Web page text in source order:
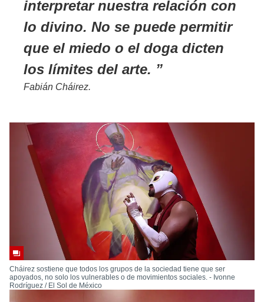
interpretar nuestra relación con
lo divino. No se puede permitir
que el miedo o el doga dicten
los límites del arte.
Fabián Cháirez.
Cháirez sostiene que todos los grupos de la sociedad tiene que ser
apoyados, no solo los vulnerables o de movimientos sociales. - Ivonne
Rodríguez / El Sol de México